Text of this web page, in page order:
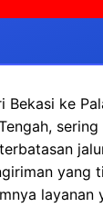
Bekasi ke
sering
yang
layanan